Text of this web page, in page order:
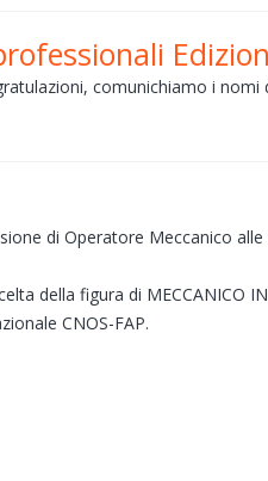
comunichiamo i nomi
di Operatore Meccanico
della figura di MECCANICO
CNOS-FAP.